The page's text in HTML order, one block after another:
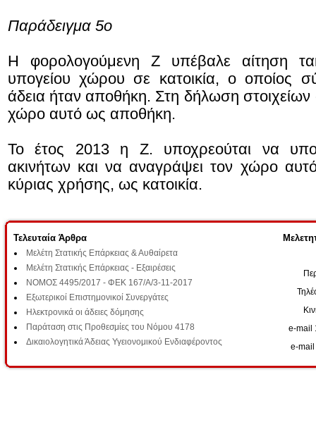
Παράδειγμα 5ο
Η φορολογούμενη Ζ υπέβαλε αίτηση
υπογείου χώρου σε κατοικία, ο οποίος
άδεια ήταν αποθήκη. Στη δήλωση στοιχείων
χώρο αυτό ως αποθήκη.
Το έτος 2013 η Ζ. υποχρεούται να
ακινήτων και να αναγράψει τον χώρο
κύριας χρήσης, ως κατοικία.
Τελευταία Άρθρα
Μελέτη Στατικής Επάρκειας & Αυθαίρετα
Μελέτη Στατικής Επάρκειας - Εξαιρέσεις
ΝΟΜΟΣ 4495/2017 - ΦΕΚ 167/Α/3-11-2017
Εξωτερικοί Επιστημονικοί Συνεργάτες
Ηλεκτρονικά οι άδειες δόμησης
Παράταση στις Προθεσμίες του Νόμου 4178
Δικαιολογητικά Άδειας Υγειονομικού Ενδιαφέροντος
e-mail
e-